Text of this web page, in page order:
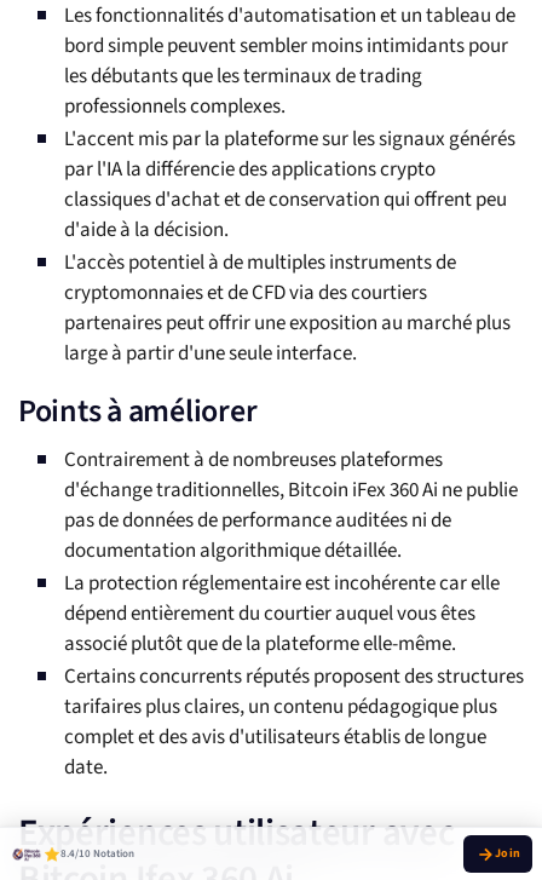
Les fonctionnalités d'automatisation et un tableau de
bord simple peuvent sembler moins intimidants pour
les débutants que les terminaux de trading
professionnels complexes.
L'accent mis par la plateforme sur les signaux générés
par l'IA la différencie des applications crypto
classiques d'achat et de conservation qui offrent peu
d'aide à la décision.
L'accès potentiel à de multiples instruments de
cryptomonnaies et de CFD via des courtiers
partenaires peut offrir une exposition au marché plus
large à partir d'une seule interface.
Points à améliorer
Contrairement à de nombreuses plateformes
d'échange traditionnelles, Bitcoin iFex 360 Ai ne publie
pas de données de performance auditées ni de
documentation algorithmique détaillée.
La protection réglementaire est incohérente car elle
dépend entièrement du courtier auquel vous êtes
associé plutôt que de la plateforme elle-même.
Certains concurrents réputés proposent des structures
tarifaires plus claires, un contenu pédagogique plus
complet et des avis d'utilisateurs établis de longue
date.
Expériences utilisateur avec
8.4/10 Notation